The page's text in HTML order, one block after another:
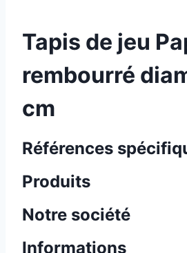
Tapis de jeu
rembourré
cm
Références
Produits
Notre société
Informations